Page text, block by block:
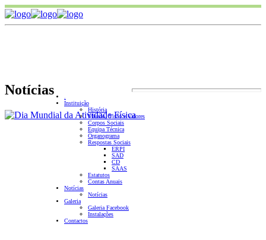
Instituição
História
Missão, Visão e Valores
Corpos Sociais
Equipa Técnica
Organograma
Respostas Sociais
ERPI
SAD
CD
SAAS
Estatutos
Contas Anuais
Notícias
Notícias
Galeria
Galeria Facebook
Instalações
Contactos
Notícias